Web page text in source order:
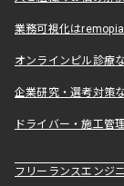
業務可視化はremopia
オンラインピル診療
企業研究・選考対策
ドライバー・施工管
フリーランスエンジ